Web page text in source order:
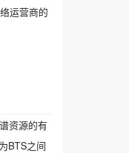
运营商的
资源的有
BTS之间